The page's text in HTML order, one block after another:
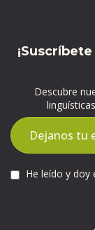
Descubre
He leído y doy